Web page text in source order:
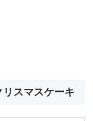
スマスケーキ